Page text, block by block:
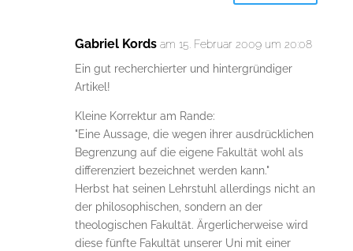
Gabriel Kords am 15. Februar 2009 um 20:08
Ein gut recherchierter und hintergründiger
Artikel!
Kleine Korrektur am Rande:
"Eine Aussage, die wegen ihrer ausdrücklichen
Begrenzung auf die eigene Fakultät wohl als
differenziert bezeichnet werden kann."
Herbst hat seinen Lehrstuhl allerdings nicht an
der philosophischen, sondern an der
theologischen Fakultät. Ärgerlicherweise wird
diese fünfte Fakultät unserer Uni mit einer